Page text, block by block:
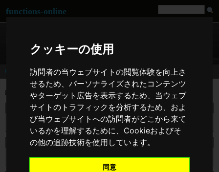
クッキーの使用
訪問者の当ウェブサイトの閲覧体験を向上さ
せるため、パーソナライズされたコンテンツ
やターゲット広告を表示するため、当ウェブ
サイトのトラフィックを分析するため、およ
び当ウェブサイトへの訪問者がどこから来て
いるかを理解するために、Cookieおよびそ
の他の追跡技術を使用しています。
同意
functions-online
General
Execute and test PHP functions that have no place in one of the other categories.
filter_var
指定したフィルタでデータをフィルタリングする
floatval
$var の float 値を返します。